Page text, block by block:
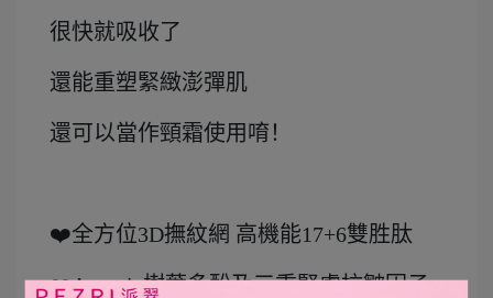
很快就吸收了
還能重塑緊緻澎彈肌
還可以當作頸霜使用唷！
❤️全方位3D撫紋網 高機能17+6雙胜肽
❤️Argania樹葉多酚及三重緊膚抗皺因子